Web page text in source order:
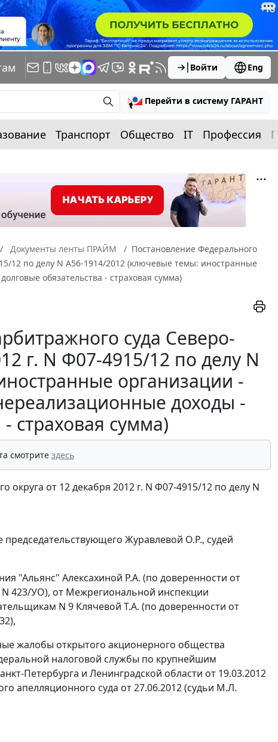
Войти Eng
Перейти в систему ГАРАНТ
Транспорт Общество IT Профессия
Документы ленты ПРАЙМ
Постановление Федерального
12 по делу N А56-1914/2012 (ключевые темы: иностранные
обязательства - страховая сумма)
суда Северо-
г. N Ф07-4915/12 по делу N
организации -
доходы -
страховая сумма)
смотрите здесь
от 12 декабря 2012 г. N Ф07-4915/12 по делу N
Журавлевой О.Р., судей
"Альянс" Алексахиной Р.А. (по доверенности от
N 423/УО), от Межрегиональной инспекции
N 9 Клячевой Т.А. (по доверенности от
жалобы открытого акционерного общества
налоговой службы по крупнейшим
Петербурга и Ленинградской области от 19.03.2012
апелляционного суда от 27.06.2012 (судьи М.Л.